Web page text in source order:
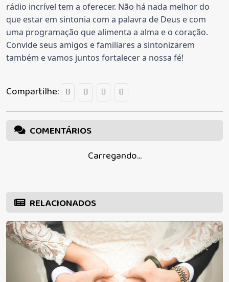
rádio incrível tem a oferecer. Não há nada melhor do
que estar em sintonia com a palavra de Deus e com
uma programação que alimenta a alma e o coração.
Convide seus amigos e familiares a sintonizarem
também e vamos juntos fortalecer a nossa fé!
Compartilhe:
COMENTÁRIOS
Carregando...
RELACIONADOS